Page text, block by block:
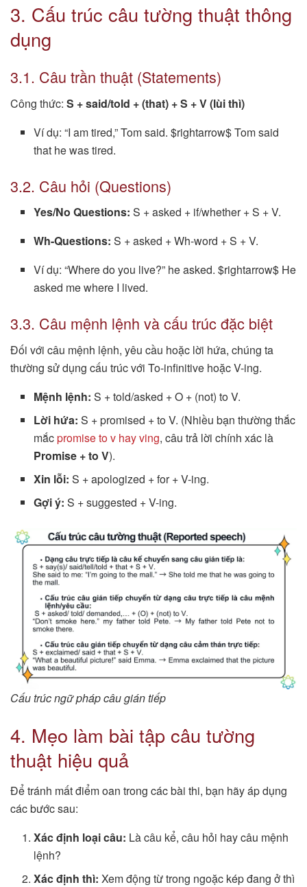
3. Cấu trúc câu tường thuật thông
dụng
3.1. Câu trần thuật (Statements)
Công thức: S + said/told + (that) + S + V (lùi thì)
Ví dụ: “I am tired,” Tom said. $rightarrow$ Tom said
that he was tired.
3.2. Câu hỏi (Questions)
Yes/No Questions: S + asked + if/whether + S + V.
Wh-Questions: S + asked + Wh-word + S + V.
Ví dụ: “Where do you live?” he asked. $rightarrow$ He
asked me where I lived.
3.3. Câu mệnh lệnh và cấu trúc đặc biệt
Đối với câu mệnh lệnh, yêu cầu hoặc lời hứa, chúng ta
thường sử dụng cấu trúc với To-infinitive hoặc V-ing.
Mệnh lệnh: S + told/asked + O + (not) to V.
Lời hứa: S + promised + to V. (Nhiều bạn thường thắc
mắcpromise to v hay ving, câu trả lời chính xác là
Promise + to V).
Xin lỗi: S + apologized + for + V-ing.
Gợi ý: S + suggested + V-ing.
Cấu trúc ngữ pháp câu gián tiếp
4. Mẹo làm bài tập câu tường
thuật hiệu quả
Để tránh mất điểm oan trong các bài thi, bạn hãy áp dụng
các bước sau:
Xác định loại câu: Là câu kể, câu hỏi hay câu mệnh
lệnh?
Xác định thì: Xem động từ trong ngoặc kép đang ở thì